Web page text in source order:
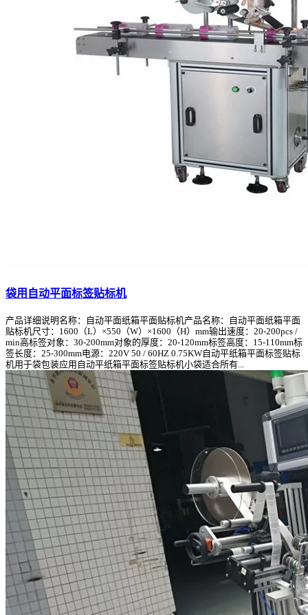
袋用自动平面标签贴标机
产品详细说明名称：自动平面纸箱平面贴标机产品名称：自动平面纸箱平面
贴标机尺寸：1600（L）×550（W）×1600（H）mm输出速度：20-200pcs /
min高标签对象：30-200mm对象的厚度：20-120mm标签高度：15-110mm标
签长度：25-300mm电源：220V 50 / 60HZ 0.75KW自动平纸箱平面标签贴标
机用于袋包装应用自动平纸箱平面标签贴标机小袋适合所有...